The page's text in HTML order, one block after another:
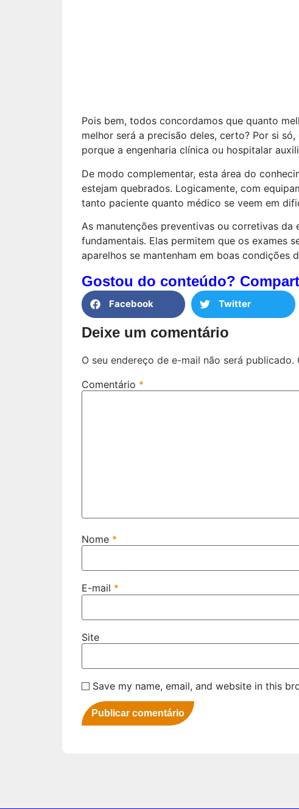
Pois bem, todos concordamos que quanto
melhor será a precisão deles, certo? Por si
porque a engenharia clínica ou hospitalar
De modo complementar, esta área do
estejam quebrados. Logicamente, com
tanto paciente quanto médico se veem em
As manutenções preventivas ou corretivas
fundamentais. Elas permitem que os exames
aparelhos se mantenham em boas condições
Gostou do conteúdo?
Facebook Twitter
Deixe um comentário
O seu endereço de e-mail não será publicado.
Comentário *
Nome *
E-mail *
Site
Save my name, email, and website in this